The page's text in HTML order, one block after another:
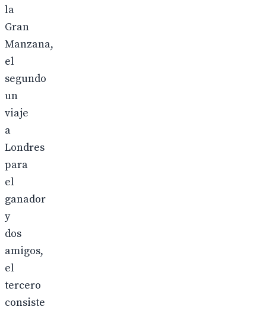
la
Gran
Manzana,
el
segundo
un
viaje
a
Londres
para
el
ganador
y
dos
amigos,
el
tercero
consiste